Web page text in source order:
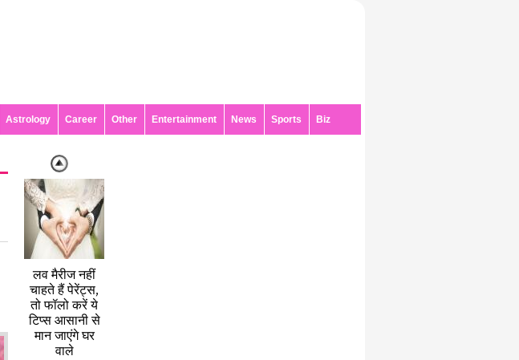
Astrology Career Other Entertainment News Sports Biz
लव मैरीज नहीं
चाहते हैं पेरेंट्स,
तो फॉलो करें ये
टिप्स आसानी से
मान जाएंगे घर
वाले